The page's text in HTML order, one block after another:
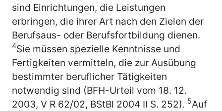
sind Einrichtungen, die Leistungen
erbringen, die ihrer Art nach den Zielen der
Berufsaus- oder Berufsfortbildung dienen.
4Sie müssen spezielle Kenntnisse und
Fertigkeiten vermitteln, die zur Ausübung
bestimmter beruflicher Tätigkeiten
notwendig sind (BFH-Urteil vom 18. 12.
2003, V R 62/02, BStBl 2004 II S. 252). 5Auf